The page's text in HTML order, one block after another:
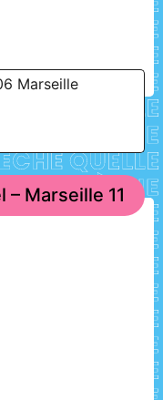
Marseille
– Marseille 11